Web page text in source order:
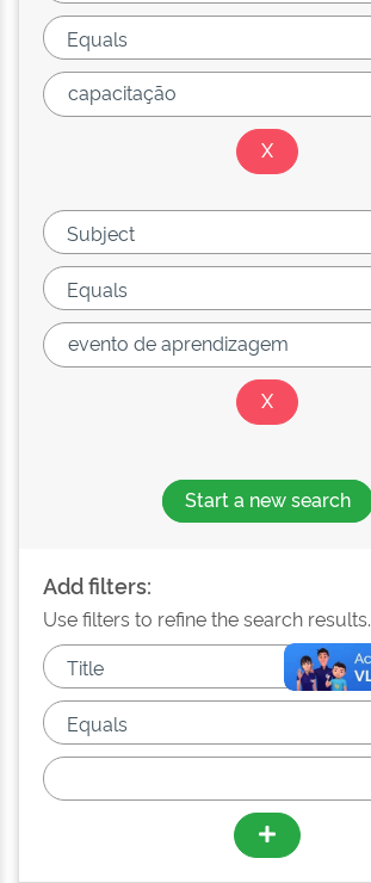
Start a new search
Add filters:
Use filters to refine the search results.